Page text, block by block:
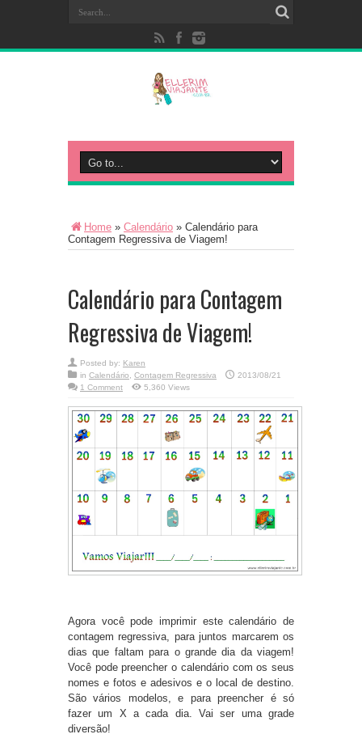
Home » Calendário » Calendário para
Contagem Regressiva de Viagem!
Calendário para Contagem
Regressiva de Viagem!
Posted by: Karen
in Calendário, Contagem Regressiva
2013/08/21
1 Comment
5,360 Views
Agora você pode imprimir este calendário de
contagem regressiva, para juntos marcarem os
dias que faltam para o grande dia da viagem!
Você pode preencher o calendário com os seus
nomes e fotos e adesivos e o local de destino.
São vários modelos, e para preencher é só
fazer um X a cada dia. Vai ser uma grade
diversão!